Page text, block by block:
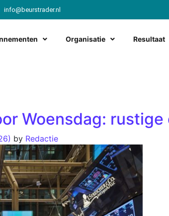
info@beurstrader.nl
Organisatie Resultaat
Woensdag: rustige
by Redactie